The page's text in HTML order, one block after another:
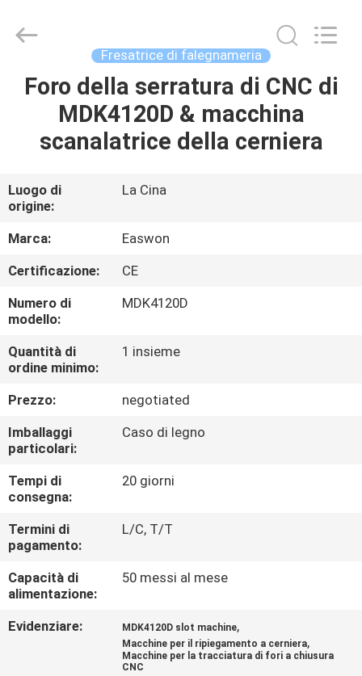
CASA
PRODOTTI
CIRCA
NOI
GIRO
DELLA
FABBRICA
CONTROLLO
DI
QUALITÀ
CONTATTICI
NOTIZIE
RICHIEDA
CITAZIONE
Import
Fresatrice di falegnameria
Foro della serratura di CNC di
MDK4120D & macchina
scanalatrice della cerniera
Luogo di
origine:
La Cina
Marca:
Easwon
Certificazione:
CE
Numero di
modello:
MDK4120D
Quantità di
ordine minimo:
1 insieme
Prezzo:
negotiated
Imballaggi
particolari:
Caso di legno
Tempi di
consegna:
20 giorni
Termini di
pagamento:
L/C, T/T
Capacità di
alimentazione:
50 messi al mese
Evidenziare: MDK4120D slot machine,
Macchine per il ripiegamento a cerniera,
Macchine per la tracciatura di fori a chiusura
CNC